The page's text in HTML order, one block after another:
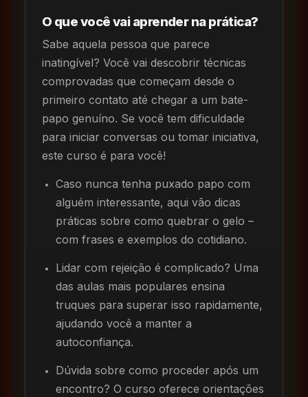
O que você vai aprender na prática?
Sabe aquela pessoa que parece
inatingível? Você vai descobrir técnicas
comprovadas que começam desde o
primeiro contato até chegar a um bate-
papo genuíno. Se você tem dificuldade
para iniciar conversas ou tomar iniciativa,
este curso é para você!
Caso nunca tenha puxado papo com
alguém interessante, aqui vão dicas
práticas sobre como quebrar o gelo –
com frases e exemplos do cotidiano.
Lidar com rejeição é complicado? Uma
das aulas mais populares ensina
truques para superar isso rapidamente,
ajudando você a manter a
autoconfiança.
Dúvida sobre como proceder após um
encontro? O curso oferece orientações